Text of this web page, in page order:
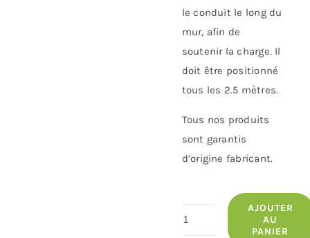
le conduit le long du
mur, afin de
soutenir la charge. Il
doit être positionné
tous les 2.5 mètres.
Tous nos produits
sont garantis
d’origine fabricant.
quantité
AJOUTER
AU
PANIER